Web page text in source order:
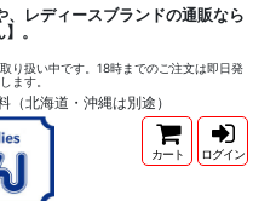
レディースブランドの通販なら
。
り扱い中です。18時までのご注文は即日発
ます。
（北海道・沖縄は別途）
カート ログイン